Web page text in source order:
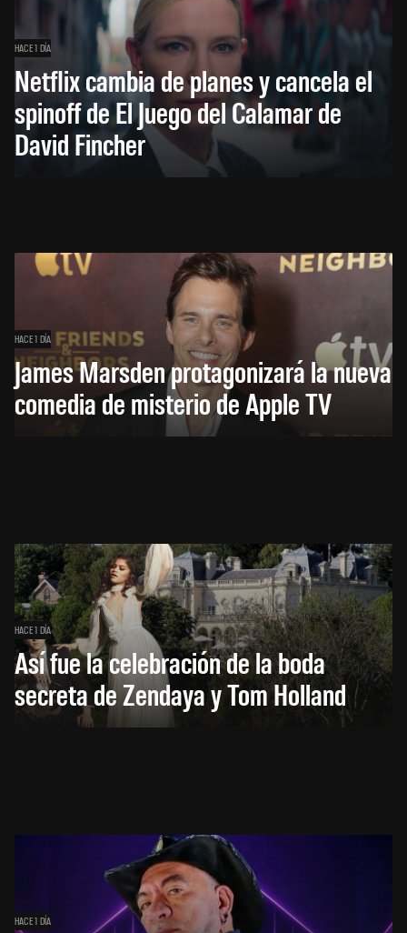
HACE 1 DÍA
Netflix cambia de planes y cancela el
spinoff de El Juego del Calamar de
David Fincher
HACE 1 DÍA
James Marsden protagonizará la nueva
comedia de misterio de Apple TV
HACE 1 DÍA
Así fue la celebración de la boda
secreta de Zendaya y Tom Holland
HACE 1 DÍA